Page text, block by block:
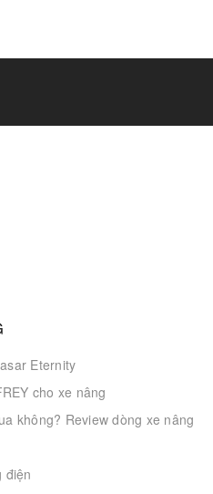
Eternity
cho xe nâng
không? Review dòng xe nâng
điện